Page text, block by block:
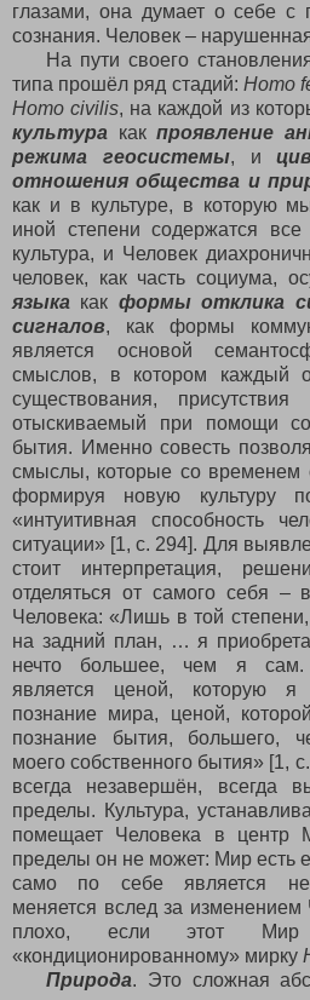
глазами, она думает о себе с
сознания. Человек –
На пути своего
типа прошёл ряд стадий: Homo
Homo civilis, на каждой из
культура какпроявление
режима геосистемы, и
отношения общества и
как и в культуре, в которую
иной степени содержатся
культура, и Человек
человек, как часть социума,
языка как формы отклика
сигналов, как формы
является основой
смыслов, в котором каждый
существования,
отыскиваемый при помощи
бытия. Именно совесть
смыслы, которые со временем
формируя новую культуру
«интуитивная способность
ситуации» [1, с. 294]. Для
стоит интерпретация,
отделяться от самого себя –
Человека: «Лишь в той
на задний план, … я
нечто большее, чем я сам.
является ценой, которую я
познание мира, ценой,
познание бытия, большего,
моего собственного бытия» [1,
всегда незавершён, всегда
пределы. Культура,
помещает Человека в центр
пределы он не может: Мир есть
само по себе является
меняется вслед за изменением
плохо, если этот
«кондиционированному» мирку
Природа. Это сложная